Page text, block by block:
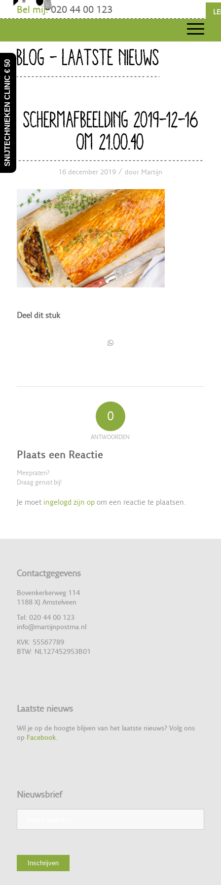
Bel mij:020 44 00 123
BLOG - LAATSTE NIEUWS
SCHERMAFBEELDING 2019-12-16
OM 21.00.40
16 december 2019 / door Martijn
Deel dit stuk
0
ANTWOORDEN
Plaats een Reactie
Meepraten?
Draag gerust bij!
Je moet ingelogd zijn opom een reactie te plaatsen.
Contactgegevens
Bovenkerkerweg 114
1188 XJ Amstelveen
Tel: 020 44 00 123
info@martijnpostma.nl
KVK: 55567789
BTW: NL127452953B01
Laatste nieuws
Wil je op de hoogte blijven van het laatste nieuws? Volg ons
op Facebook.
Nieuwsbrief
SNIJTECHNIEKEN CLINIC € 50